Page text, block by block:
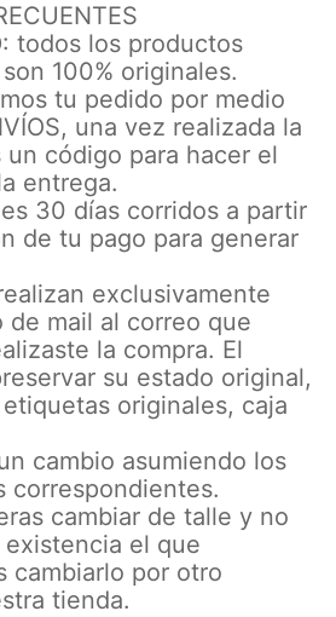
todos los productos
100% originales.
tu pedido por medio
una vez realizada la
un código para hacer el
entrega.
30 días corridos a partir
de tu pago para generar
exclusivamente
mail al correo que
la compra. El
su estado original,
originales, caja
cambio asumiendo los
correspondientes.
cambiar de talle y no
el que
cambiarlo por otro
tienda.